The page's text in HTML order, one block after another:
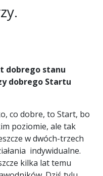
dobrego stanu
dobrego Startu
co dobre, to Start, bo
poziomie, ale tak
w dwóch-trzech
indywidualne.
kilka lat temu